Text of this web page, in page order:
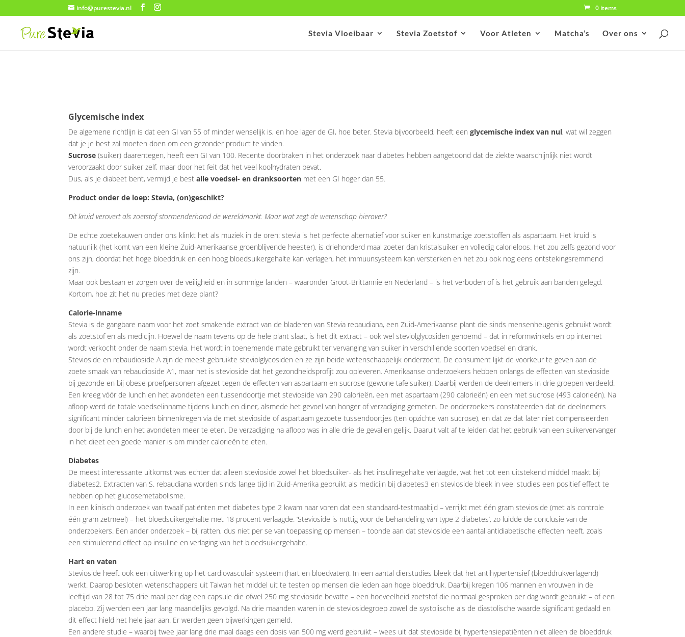
info@purestevia.nl 0 items
Stevia Vloeibaar Stevia Zoetstof Voor Atleten Matcha’s Over ons
Glycemische index
De algemene richtlijn is dat een GI van 55 of minder wenselijk is, en hoe lager de GI, hoe beter. Stevia bijvoorbeeld, heeft eenglycemische index van nul, wat wil zeggen
dat je je best zal moeten doen om een gezonder product te vinden.
Sucrose (suiker) daarentegen, heeft een GI van 100. Recente doorbraken in het onderzoek naar diabetes hebben aangetoond dat de ziekte waarschijnlijk niet wordt
veroorzaakt door suiker zelf, maar door het feit dat het veel koolhydraten bevat.
Dus, als je diabeet bent, vermijd je bestalle voedsel- en dranksoorten met een GI hoger dan 55.
Product onder de loep: Stevia, (on)geschikt?
Dit kruid verovert als zoetstof stormenderhand de wereldmarkt. Maar wat zegt de wetenschap hierover?
De echte zoetekauwen onder ons klinkt het als muziek in de oren: stevia is het perfecte alternatief voor suiker en kunstmatige zoetstoffen als aspartaam. Het kruid is
natuurlijk (het komt van een kleine Zuid-Amerikaanse groenblijvende heester), is driehonderd maal zoeter dan kristalsuiker en volledig calorieloos. Het zou zelfs gezond voor
ons zijn, doordat het hoge bloeddruk en een hoog bloedsuikergehalte kan verlagen, het immuunsysteem kan versterken en het zou ook nog eens ontstekingsremmend
zijn.
Maar ook bestaan er zorgen over de veiligheid en in sommige landen – waaronder Groot-Brittannië en Nederland – is het verboden of is het gebruik aan banden gelegd.
Kortom, hoe zit het nu precies met deze plant?
Calorie-inname
Stevia is de gangbare naam voor het zoet smakende extract van de bladeren van Stevia rebaudiana, een Zuid-Amerikaanse plant die sinds mensenheugenis gebruikt wordt
als zoetstof en als medicijn. Hoewel de naam tevens op de hele plant slaat, is het dit extract – ook wel steviolglycosiden genoemd – dat in reformwinkels en op internet
wordt verkocht onder de naam stevia. Het wordt in toenemende mate gebruikt ter vervanging van suiker in verschillende soorten voedsel en drank.
Stevioside en rebaudioside A zijn de meest gebruikte steviolglycosiden en ze zijn beide wetenschappelijk onderzocht. De consument lijkt de voorkeur te geven aan de
zoete smaak van rebaudioside A1, maar het is stevioside dat het gezondheidsprofijt zou opleveren. Amerikaanse onderzoekers hebben onlangs de effecten van stevioside
bij gezonde en bij obese proefpersonen afgezet tegen de effecten van aspartaam en sucrose (gewone tafelsuiker). Daarbij werden de deelnemers in drie groepen verdeeld.
Een kreeg vóór de lunch en het avondeten een tussendoortje met stevioside van 290 calorieën, een met aspartaam (290 calorieën) en een met sucrose (493 calorieën). Na
afloop werd de totale voedselinname tijdens lunch en diner, alsmede het gevoel van honger of verzadiging gemeten. De onderzoekers constateerden dat de deelnemers
significant minder calorieën binnenkregen via de met stevioside of aspartaam gezoete tussendoortjes (ten opzichte van sucrose), en dat ze dat later niet compenseerden
door bij de lunch en het avondeten meer te eten. De verzadiging na afloop was in alle drie de gevallen gelijk. Daaruit valt af te leiden dat het gebruik van een suikervervanger
in het dieet een goede manier is om minder calorieën te eten.
Diabetes
De meest interessante uitkomst was echter dat alleen stevioside zowel het bloedsuiker- als het insulinegehalte verlaagde, wat het tot een uitstekend middel maakt bij
diabetes2. Extracten van S. rebaudiana worden sinds lange tijd in Zuid-Amerika gebruikt als medicijn bij diabetes3 en stevioside bleek in veel studies een positief effect te
hebben op het glucosemetabolisme.
In een klinisch onderzoek van twaalf patiënten met diabetes type 2 kwam naar voren dat een standaard-testmaaltijd – verrijkt met één gram stevioside (met als controle
één gram zetmeel) – het bloedsuikergehalte met 18 procent verlaagde. ‘Stevioside is nuttig voor de behandeling van type 2 diabetes’, zo luidde de conclusie van de
onderzoekers. Een ander onderzoek – bij ratten, dus niet per se van toepassing op mensen – toonde aan dat stevioside een aantal antidiabetische effecten heeft, zoals
een stimulerend effect op insuline en verlaging van het bloedsuikergehalte.
Hart en vaten
Stevioside heeft ook een uitwerking op het cardiovasculair systeem (hart en bloedvaten). In een aantal dierstudies bleek dat het antihypertensief (bloeddrukverlagend)
werkt. Daarop besloten wetenschappers uit Taiwan het middel uit te testen op mensen die leden aan hoge bloeddruk. Daarbij kregen 106 mannen en vrouwen in de
leeftijd van 28 tot 75 drie maal per dag een capsule die ofwel 250 mg stevioside bevatte – een hoeveelheid zoetstof die normaal gesproken per dag wordt gebruikt – of een
placebo. Zij werden een jaar lang maandelijks gevolgd. Na drie maanden waren in de steviosidegroep zowel de systolische als de diastolische waarde significant gedaald en
dit effect hield het hele jaar aan. Er werden geen bijwerkingen gemeld.
Een andere studie – waarbij twee jaar lang drie maal daags een dosis van 500 mg werd gebruikt – wees uit dat stevioside bij hypertensiepatiënten niet alleen de bloeddruk